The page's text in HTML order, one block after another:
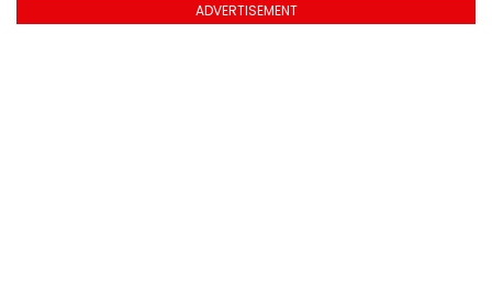
ADVERTISEMENT